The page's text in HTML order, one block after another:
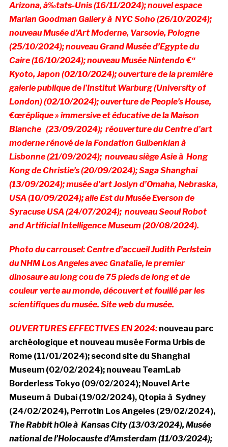
Arizona, à‰tats-Unis (16/11/2024);nouvel espace
Marian Goodman Gallery à NYC Soho (26/10/2024);
nouveau Musée d’Art Moderne, Varsovie, Pologne
(25/10/2024);nouveau Grand Musée d’Egypte du
Caire (16/10/2024);nouveau Musée Nintendo €“
Kyoto, Japon (02/10/2024);ouverture de la première
galerie publique del’Institut Warburg (University of
London) (02/10/2024);ouverture de People’s House,
€œréplique » immersive et éducative de la Maison
Blanche (23/09/2024); réouverture du Centre d’art
moderne rénové de la Fondation Gulbenkian à
Lisbonne (21/09/2024); nouveau siège Asie à Hong
Kong de Christie’s (20/09/2024); Saga Shanghai
(13/09/2024);musée d’art Joslyn d’Omaha, Nebraska,
USA (10/09/2024);aile Est du Musée Everson de
Syracuse USA (24/07/2024); nouveau Seoul Robot
and Artificial Intelligence Museum (20/08/2024).
Photo du carrousel: Centre d’accueil Judith Perlstein
du NHM Los Angeles avec Gnatalie, le premier
dinosaure au long cou de 75 pieds de long et de
couleur verte au monde, découvert et fouillé par les
scientifiques du musée. Site web du musée.
OUVERTURES EFFECTIVES EN 2024: nouveau parc
archéologique et nouveau musée Forma Urbis de
Rome (11/01/2024); second site du Shanghai
Museum (02/02/2024); nouveau TeamLab
Borderless Tokyo (09/02/2024); Nouvel Arte
Museum à Dubai (19/02/2024), Qtopia à Sydney
(24/02/2024), Perrotin Los Angeles (29/02/2024),
The Rabbit hOle à Kansas City (13/03/2024), Musée
national de l’Holocauste d’Amsterdam (11/03/2024);